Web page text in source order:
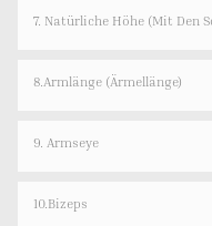
7. Natürliche Höhe (mit Den
8.Armlänge (Ärmellänge)
9. Armseye
10.Bizeps